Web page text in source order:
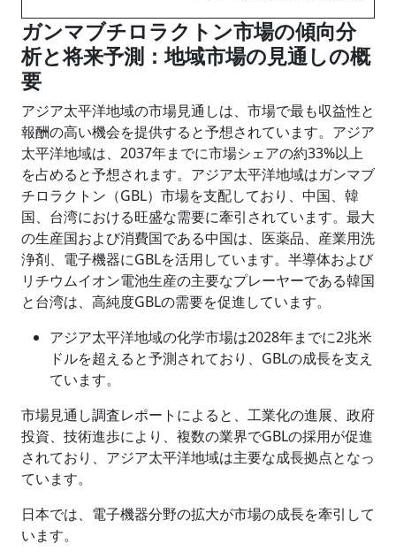
ガンマブチロラクトン市場の傾向分
析と将来予測：地域市場の見通しの概
要
アジア太平洋地域の市場見通しは、市場で最も収益性と
報酬の高い機会を提供すると予想されています。アジア
太平洋地域は、2037年までに市場シェアの約33%以上
を占めると予想されます。アジア太平洋地域はガンマブ
チロラクトン（GBL）市場を支配しており、中国、韓
国、台湾における旺盛な需要に牽引されています。最大
の生産国および消費国である中国は、医薬品、産業用洗
浄剤、電子機器にGBLを活用しています。半導体および
リチウムイオン電池生産の主要なプレーヤーである韓国
と台湾は、高純度GBLの需要を促進しています。
アジア太平洋地域の化学市場は2028年までに2兆米
ドルを超えると予測されており、GBLの成長を支え
ています。
市場見通し調査レポートによると、工業化の進展、政府
投資、技術進歩により、複数の業界でGBLの採用が促進
されており、アジア太平洋地域は主要な成長拠点となっ
ています。
日本では、電子機器分野の拡大が市場の成長を牽引して
います。